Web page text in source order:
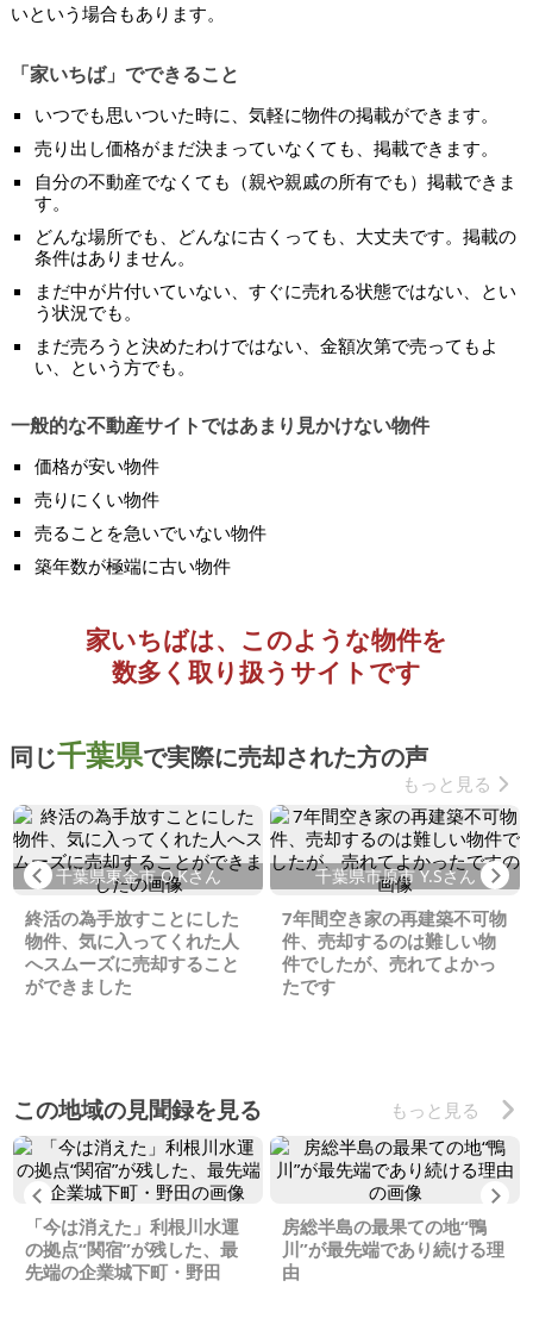
いという場合もあります。
「家いちば」でできること
いつでも思いついた時に、気軽に物件の掲載ができます。
売り出し価格がまだ決まっていなくても、掲載できます。
自分の不動産でなくても（親や親戚の所有でも）掲載できま
す。
どんな場所でも、どんなに古くっても、大丈夫です。掲載の
条件はありません。
まだ中が片付いていない、すぐに売れる状態ではない、とい
う状況でも。
まだ売ろうと決めたわけではない、金額次第で売ってもよ
い、という方でも。
一般的な不動産サイトではあまり見かけない物件
価格が安い物件
売りにくい物件
売ることを急いでいない物件
築年数が極端に古い物件
家いちばは、このような物件を
数多く取り扱うサイトです
同じ千葉県で実際に売却された方の声
もっと見る
Previous
千葉県東金市 O.Kさん
終活の為手放すことにした
物件、気に入ってくれた人
へスムーズに売却すること
ができました
千葉県市原市 Y.Sさん
7年間空き家の再建築不可物
件、売却するのは難しい物
件でしたが、売れてよかっ
たです
この地域の見聞録を見る もっと見る
Previous
「今は消えた」利根川水運
の拠点“関宿”が残した、最
先端の企業城下町・野田
房総半島の最果ての地“鴨
川”が最先端であり続ける理
由